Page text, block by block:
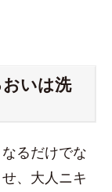
いは洗
るだけでな
、大人ニキ